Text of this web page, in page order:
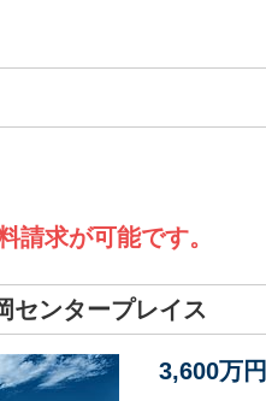
請求が可能です。
センタープレイス
3,600万